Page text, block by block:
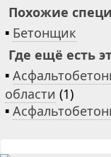
Похожие
▪ Бетонщик
Где ещё есть
▪
области (1)
▪